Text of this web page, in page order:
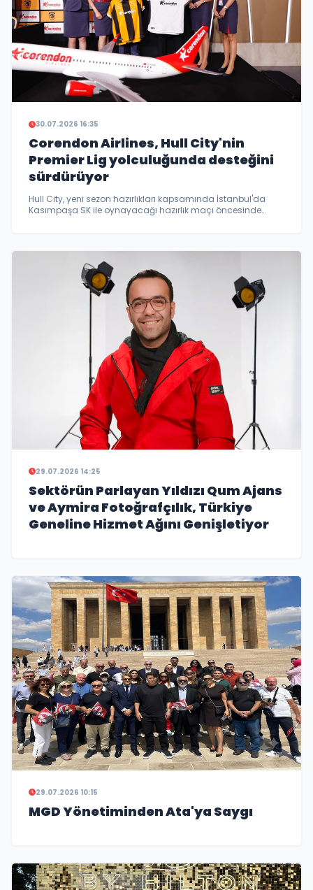
30.07.2026 16:35
Corendon Airlines, Hull City'nin
Premier Lig yolculuğunda desteğini
sürdürüyor
Hull City, yeni sezon hazırlıkları kapsamında İstanbul'da
Kasımpaşa SK ile oynayacağı hazırlık maçı öncesinde
29.07.2026 14:25
Sektörün Parlayan Yıldızı Qum Ajans
ve Aymira Fotoğrafçılık, Türkiye
Geneline Hizmet Ağını Genişletiyor
29.07.2026 10:15
MGD Yönetiminden Ata'ya Saygı